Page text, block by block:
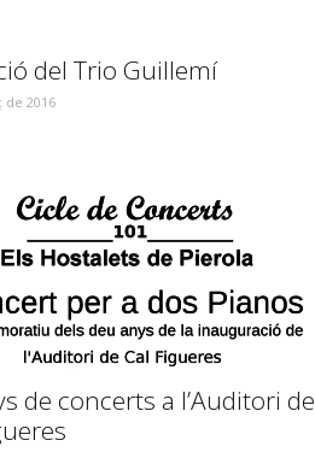
del Trio Guillemí
de 2016
de concerts a l’Auditori de